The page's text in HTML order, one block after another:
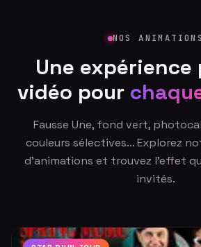
NOS ANIMATIONS
Une expérience
vidéo pour
Fausse Une, fond vert,
couleurs sélectives… Explorez
d'animations et trouvez l'effet
invités.